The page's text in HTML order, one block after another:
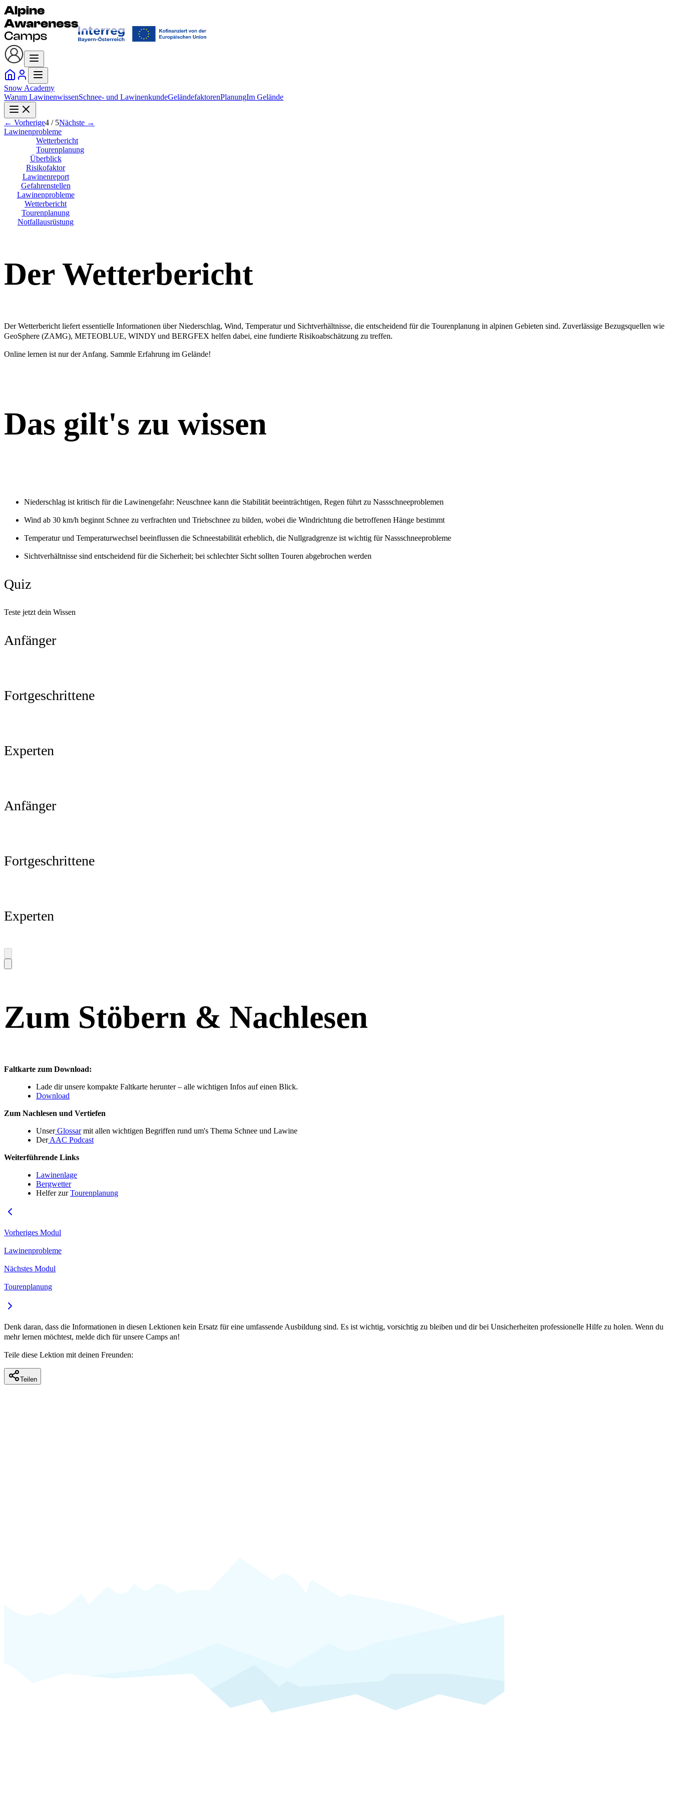
Snow Academy
Warum LawinenwissenSchnee- und LawinenkundeGeländefaktorenPlanungIm Gelände
← Vorherige4 / 5Nächste →
Lawinenprobleme
Wetterbericht
Tourenplanung
Überblick
Risikofaktor
Lawinenreport
Gefahrenstellen
Lawinenprobleme
Wetterbericht
Tourenplanung
Notfallausrüstung
Der Wetterbericht
Der Wetterbericht liefert essentielle Informationen über Niederschlag, Wind, Temperatur und Sichtverhältnisse, die entscheidend für die Tourenplanung in alpinen Gebieten sind. Zuverlässige Bezugsquellen wie
GeoSphere (ZAMG), METEOBLUE, WINDY und BERGFEX helfen dabei, eine fundierte Risikoabschätzung zu treffen.
Online lernen ist nur der Anfang. Sammle Erfahrung im Gelände!
Das gilt's zu wissen
Niederschlag ist kritisch für die Lawinengefahr: Neuschnee kann die Stabilität beeinträchtigen, Regen führt zu Nassschneeproblemen
Wind ab 30 km/h beginnt Schnee zu verfrachten und Triebschnee zu bilden, wobei die Windrichtung die betroffenen Hänge bestimmt
Temperatur und Temperaturwechsel beeinflussen die Schneestabilität erheblich, die Nullgradgrenze ist wichtig für Nassschneeprobleme
Sichtverhältnisse sind entscheidend für die Sicherheit; bei schlechter Sicht sollten Touren abgebrochen werden
Quiz
Teste jetzt dein Wissen
Anfänger
Fortgeschrittene
Experten
Anfänger
Fortgeschrittene
Experten
Zum Stöbern & Nachlesen
Faltkarte zum Download:
Lade dir unsere kompakte Faltkarte herunter – alle wichtigen Infos auf einen Blick.
Download
Zum Nachlesen und Vertiefen
UnserGlossarmit allen wichtigen Begriffen rund um's Thema Schnee und Lawine
DerAAC Podcast
Weiterführende Links
Lawinenlage
Bergwetter
Helfer zurTourenplanung
Vorheriges Modul
Lawinenprobleme
Nächstes Modul
Tourenplanung
Denk daran, dass die Informationen in diesen Lektionen kein Ersatz für eine umfassende Ausbildung sind. Es ist wichtig, vorsichtig zu bleiben und dir bei Unsicherheiten professionelle Hilfe zu holen. Wenn du
mehr lernen möchtest, melde dich für unsere Camps an!
Teile diese Lektion mit deinen Freunden:
Teilen